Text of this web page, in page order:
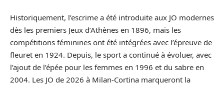
Historiquement, l’escrime a été introduite aux JO modernes
dès les premiers Jeux d’Athènes en 1896, mais les
compétitions féminines ont été intégrées avec l’épreuve de
fleuret en 1924. Depuis, le sport a continué à évoluer, avec
l’ajout de l’épée pour les femmes en 1996 et du sabre en
2004. Les JO de 2026 à Milan-Cortina marqueront la